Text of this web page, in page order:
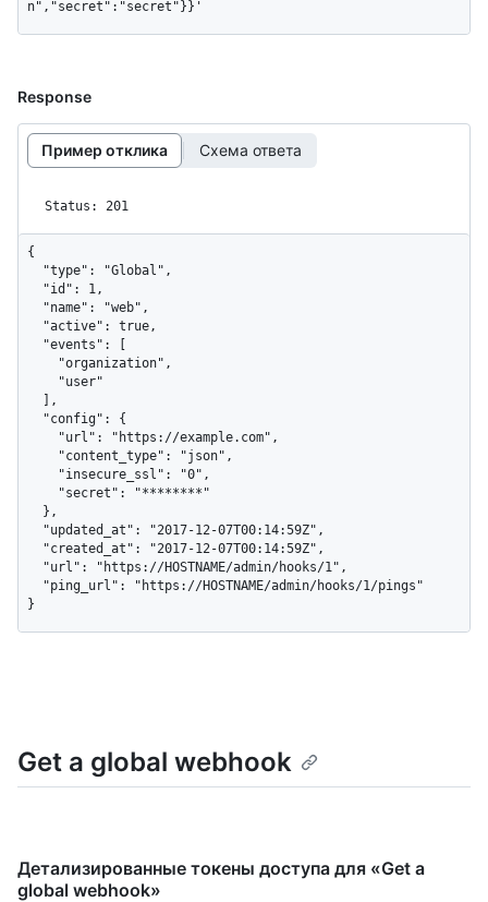
n","secret":"secret"}}'
Response
Пример отклика Схема ответа
Status: 201
{
}
Get a global webhook
Детализированные токены доступа для «Get a
global webhook»